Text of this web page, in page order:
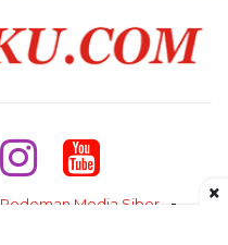
Pedoman Media Siber
×